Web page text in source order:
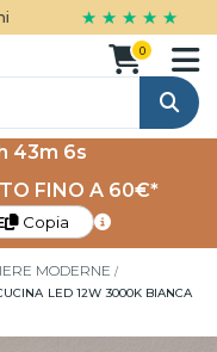
★ ★ ★ ★ ★
Cerca
0
43m 6s
FINO A 60€*
Copia
MODERNE
LED 12W 3000K BIANCA